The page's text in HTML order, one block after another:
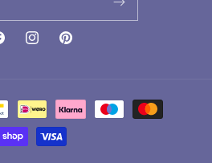
InstagramPinterest